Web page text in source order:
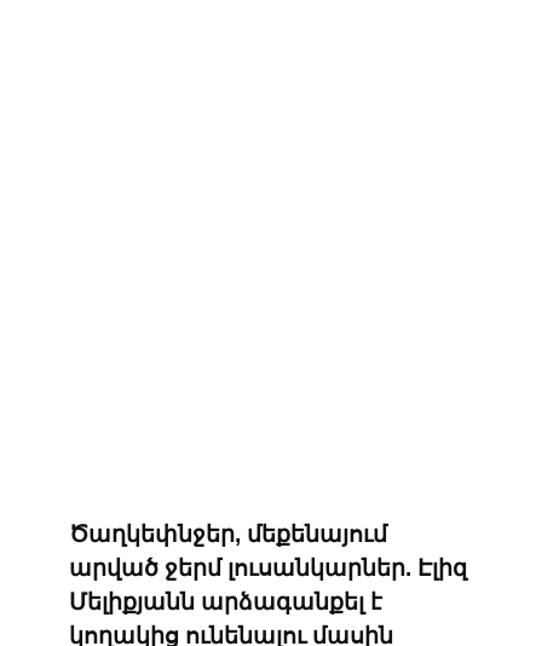
Ծաղկեփնջեր, մեքենայում
արված ջերմ լուսանկարներ. Էլիզ
Մելիքյանն արձագանքել է
կողակից ունենալու մասին